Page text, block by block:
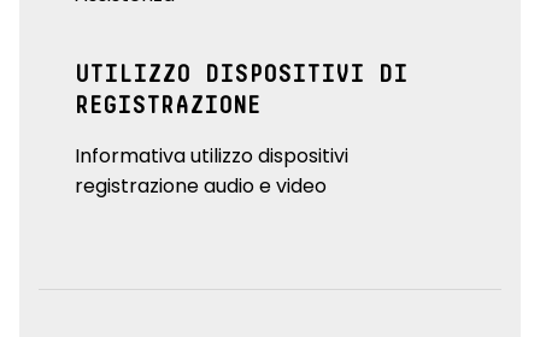
UTILIZZO DISPOSITIVI DI
REGISTRAZIONE
Informativa utilizzo dispositivi
registrazione audio e video